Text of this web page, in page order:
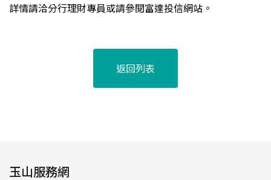
詳情請洽分行理財專員或請參閱富達投信網站。
返回列表
玉山服務網